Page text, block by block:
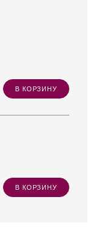
В КОРЗИНУ
В КОРЗИНУ